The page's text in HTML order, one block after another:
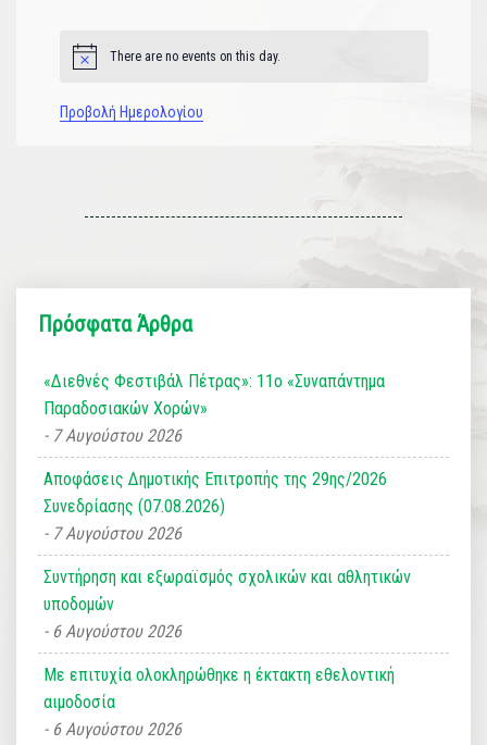
Notice There are no events on this day.
Προβολή Ημερολογίου
Πρόσφατα Άρθρα
«Διεθνές Φεστιβάλ Πέτρας»: 11ο «Συναπάντημα
Παραδοσιακών Χορών»
7 Αυγούστου 2026
Αποφάσεις Δημοτικής Επιτροπής της 29ης/2026
Συνεδρίασης (07.08.2026)
7 Αυγούστου 2026
Συντήρηση και εξωραϊσμός σχολικών και αθλητικών
υποδομών
6 Αυγούστου 2026
Με επιτυχία ολοκληρώθηκε η έκτακτη εθελοντική
αιμοδοσία
6 Αυγούστου 2026